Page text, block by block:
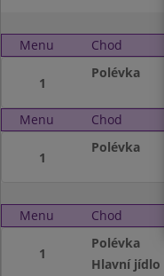
Menu Chod
1
Polévka
Menu Chod
1
Polévka
Menu Chod
1
Polévka
Hlavní jídlo